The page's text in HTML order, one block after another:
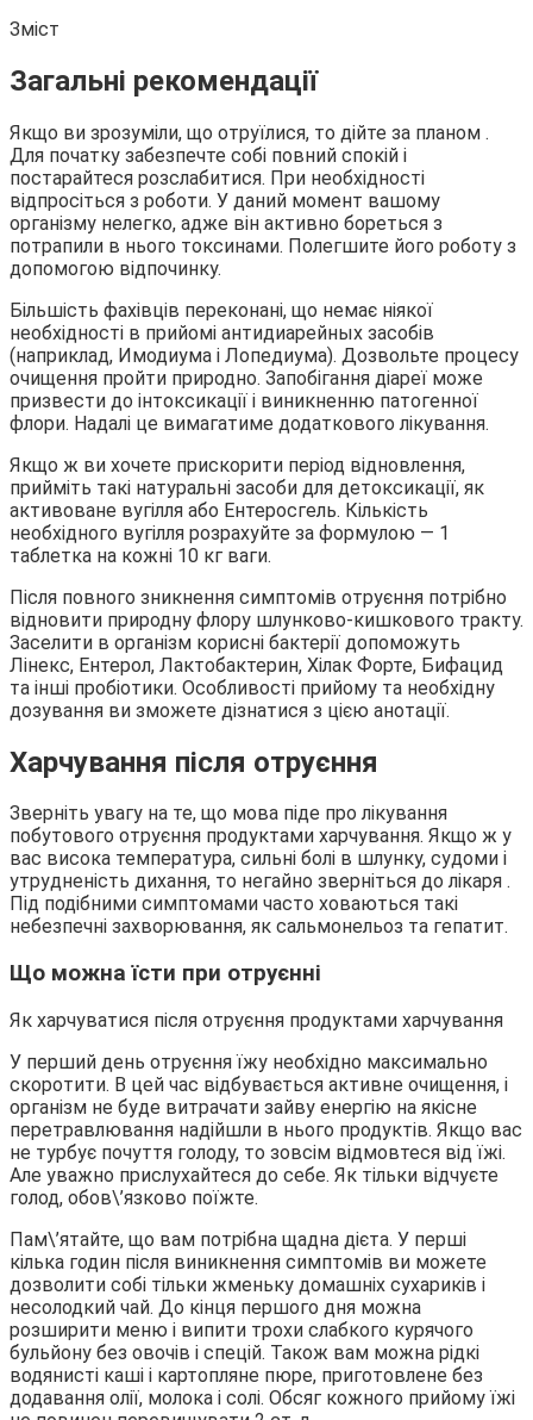
Зміст
Загальні рекомендації
Якщо ви зрозуміли, що отруїлися, то дійте за планом .
Для початку забезпечте собі повний спокій і
постарайтеся розслабитися. При необхідності
відпросіться з роботи. У даний момент вашому
організму нелегко, адже він активно бореться з
потрапили в нього токсинами. Полегшите його роботу з
допомогою відпочинку.
Більшість фахівців переконані, що немає ніякої
необхідності в прийомі антидиарейных засобів
(наприклад, Имодиума і Лопедиума). Дозвольте процесу
очищення пройти природно. Запобігання діареї може
призвести до інтоксикації і виникненню патогенної
флори. Надалі це вимагатиме додаткового лікування.
Якщо ж ви хочете прискорити період відновлення,
прийміть такі натуральні засоби для детоксикації, як
активоване вугілля або Ентеросгель. Кількість
необхідного вугілля розрахуйте за формулою — 1
таблетка на кожні 10 кг ваги.
Після повного зникнення симптомів отруєння потрібно
відновити природну флору шлунково-кишкового тракту.
Заселити в організм корисні бактерії допоможуть
Лінекс, Ентерол, Лактобактерин, Хілак Форте, Бифацид
та інші пробіотики. Особливості прийому та необхідну
дозування ви зможете дізнатися з цією анотації.
Харчування після отруєння
Зверніть увагу на те, що мова піде про лікування
побутового отруєння продуктами харчування. Якщо ж у
вас висока температура, сильні болі в шлунку, судоми і
утрудненість дихання, то негайно зверніться до лікаря .
Під подібними симптомами часто ховаються такі
небезпечні захворювання, як сальмонельоз та гепатит.
Що можна їсти при отруєнні
Як харчуватися після отруєння продуктами харчування
У перший день отруєння їжу необхідно максимально
скоротити. В цей час відбувається активне очищення, і
організм не буде витрачати зайву енергію на якісне
перетравлювання надійшли в нього продуктів. Якщо вас
не турбує почуття голоду, то зовсім відмовтеся від їжі.
Але уважно прислухайтеся до себе. Як тільки відчуєте
голод, обов\’язково поїжте.
Пам\’ятайте, що вам потрібна щадна дієта. У перші
кілька годин після виникнення симптомів ви можете
дозволити собі тільки жменьку домашніх сухариків і
несолодкий чай. До кінця першого дня можна
розширити меню і випити трохи слабкого курячого
бульйону без овочів і спецій. Також вам можна рідкі
водянисті каші і картопляне пюре, приготовлене без
додавання олії, молока і солі. Обсяг кожного прийому їжі